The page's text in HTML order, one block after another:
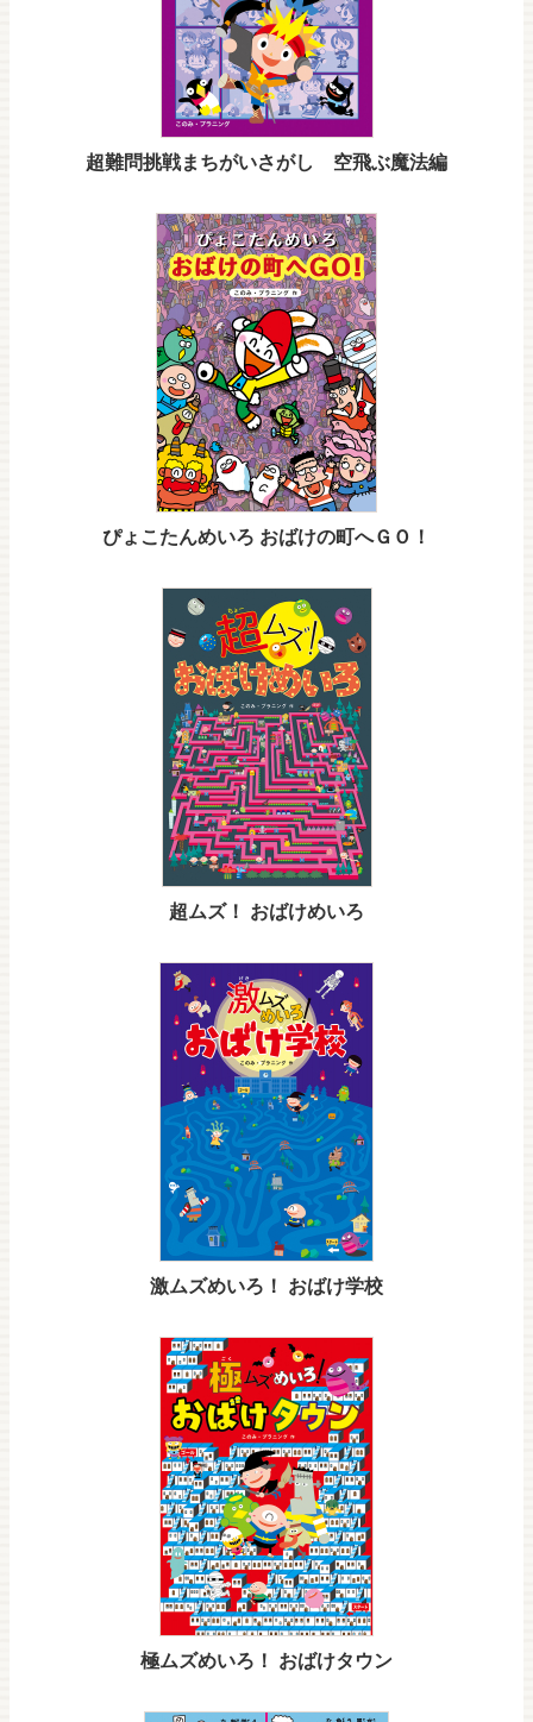
超難問挑戦まちがいさがし 空飛ぶ魔法編
ぴょこたんめいろ おばけの町へＧＯ！
超ムズ！ おばけめいろ
激ムズめいろ！ おばけ学校
極ムズめいろ！ おばけタウン